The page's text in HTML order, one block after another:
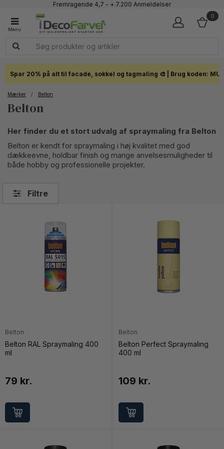
Fremragende 4,7 - + 7.200 Anmeldelser
1-3 dages levering
Click & Collect i hele landet
0
Spar 20% på alt til facade, sokkel og tagmaling 🎨 | Brug koden:
Mærker / Belton
Belton
Her finder du et stort udvalg af spraymaling fra Belton
Belton er kendt for spraymaling i høj kvalitet med god
dækkeevne, holdbar finish og mange anvelsesmuligheder til
både hobby og professionelle projekter.
Filtre
Belton
Belton RAL Spraymaling 400
ml
79 kr.
Belton
Belton Perfect Spraymaling
400 ml
109 kr.